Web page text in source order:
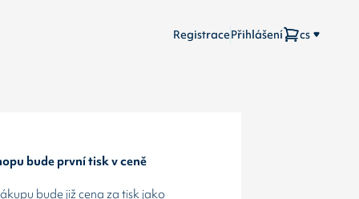
RegistracePřihlášení cs
bude první tisk v ceně
bude již cena za tisk jako